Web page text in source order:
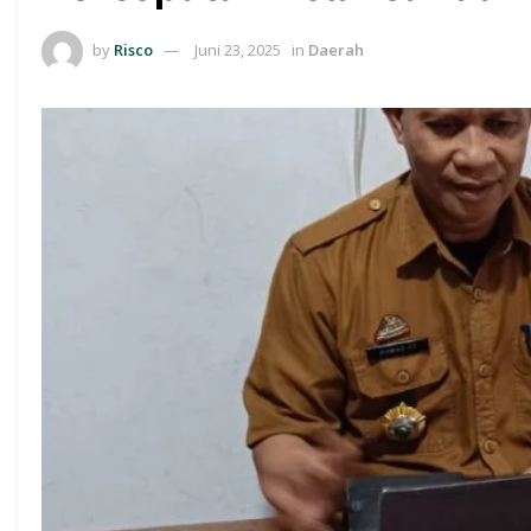
by Risco Juni 23, 2025 in Daerah